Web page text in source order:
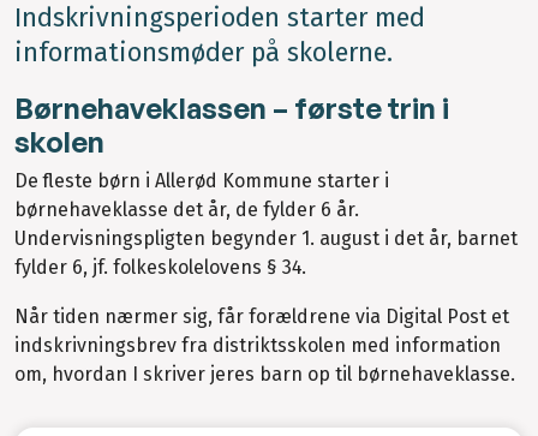
Indskrivningsperioden starter med
informationsmøder på skolerne.
Børnehaveklassen – første trin i
skolen
De fleste børn i Allerød Kommune starter i
børnehaveklasse det år, de fylder 6 år.
Undervisningspligten begynder 1. august i det år, barnet
fylder 6, jf. folkeskolelovens § 34.
Når tiden nærmer sig, får forældrene via Digital Post et
indskrivningsbrev fra distriktsskolen med information
om, hvordan I skriver jeres barn op til børnehaveklasse.